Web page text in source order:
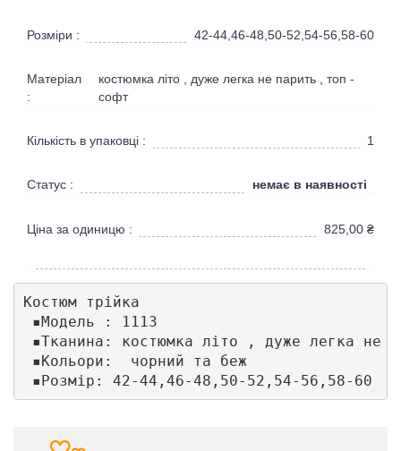
Розміри : 42-44,46-48,50-52,54-56,58-60
Матеріал
:
костюмка літо , дуже легка не парить , топ -
софт
Кількість в упаковці : 1
Статус : немає в наявності
Ціна за одиницю : 825,00 ₴
Костюм трійка
▪Модель : 1113
▪Тканина: костюмка літо , дуже легка
▪Кольори:  чорний та беж